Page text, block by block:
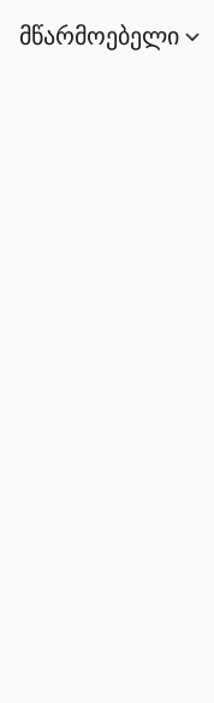
მწარმოებელი